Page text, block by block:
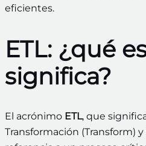
eficientes.
ETL: ¿qué
significa?
El acrónimo ETL, que
Transformación (Transform) y